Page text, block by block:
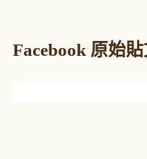
Facebook 原始